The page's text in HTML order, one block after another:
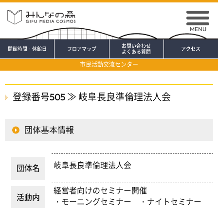
アクセス
開館時間・休館日 フロアマップ
お問い合わせ
よくある質問
市民活動交流センター
MENU
登録番号505 ≫ 岐阜長良準倫理法人会
団体基本情報
団体名 岐阜長良準倫理法人会
活動内
経営者向けのセミナー開催
・モーニングセミナー ・ナイトセミナー